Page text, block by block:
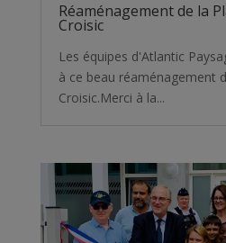
Réaménagement de la
Croisic
Les équipes d'Atlantic
à ce beau réaménagement
Croisic.Merci à la...